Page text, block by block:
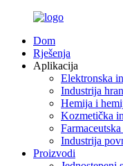
Dom
Rješenja
Aplikacija
Elektronska
Industrija
Hemija i
Kozmetička
Industrija
Proizvodi